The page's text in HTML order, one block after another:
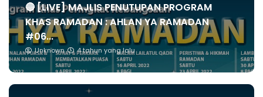
🔴 [LIVE] MAJLIS PENUTUPAN PROGRAM
KHAS RAMADAN : AHLAN YA RAMADAN
#06...
Unknown 4 tahun yang lalu